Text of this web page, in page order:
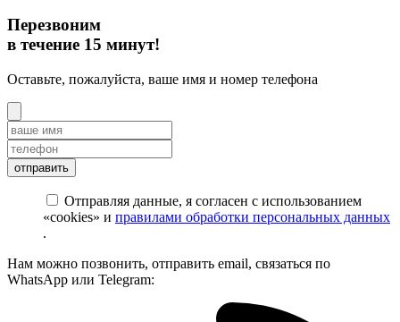
Перезвоним
в течение 15 минут!
Оставьте, пожалуйста, ваше имя и номер телефона
Отправляя данные, я согласен с использованием
«cookies» и правилами обработки персональных данных
.
Нам можно позвонить, отправить email, связаться по
WhatsApp или Telegram: